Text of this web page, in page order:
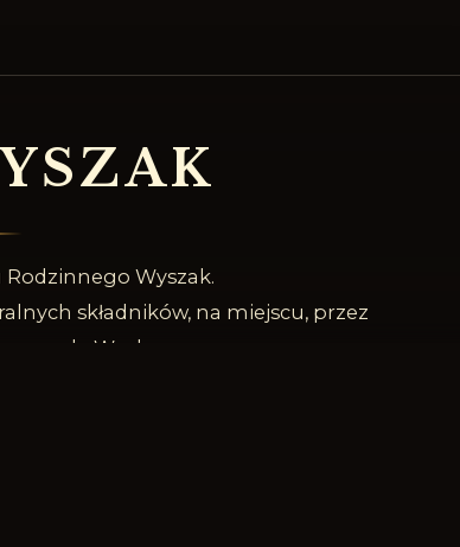
YSZAK
Wyszak.
składników, na miejscu, przez
de Weyher.